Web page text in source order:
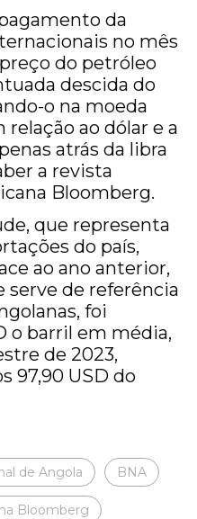
da
no mês
do petróleo
descida do
o na moeda
ao dólar e a
atrás da libra
a revista
Bloomberg.
que representa
do país,
ao ano anterior,
serve de referência
foi
o barril em média,
de 2023,
97,90 USD do
de Angola BNA
Bloomberg